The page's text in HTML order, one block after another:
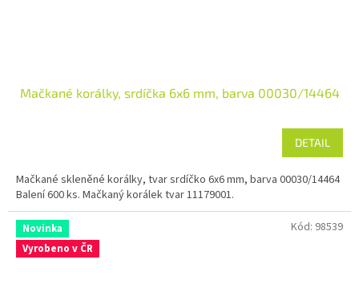
Mačkané korálky, srdíčka 6x6 mm, barva 00030/14464
DETAIL
Mačkané skleněné korálky, tvar srdíčko 6x6 mm, barva 00030/14464
Balení 600 ks. Mačkaný korálek tvar 11179001.
Novinka
Vyrobeno v ČR
Kód: 98539